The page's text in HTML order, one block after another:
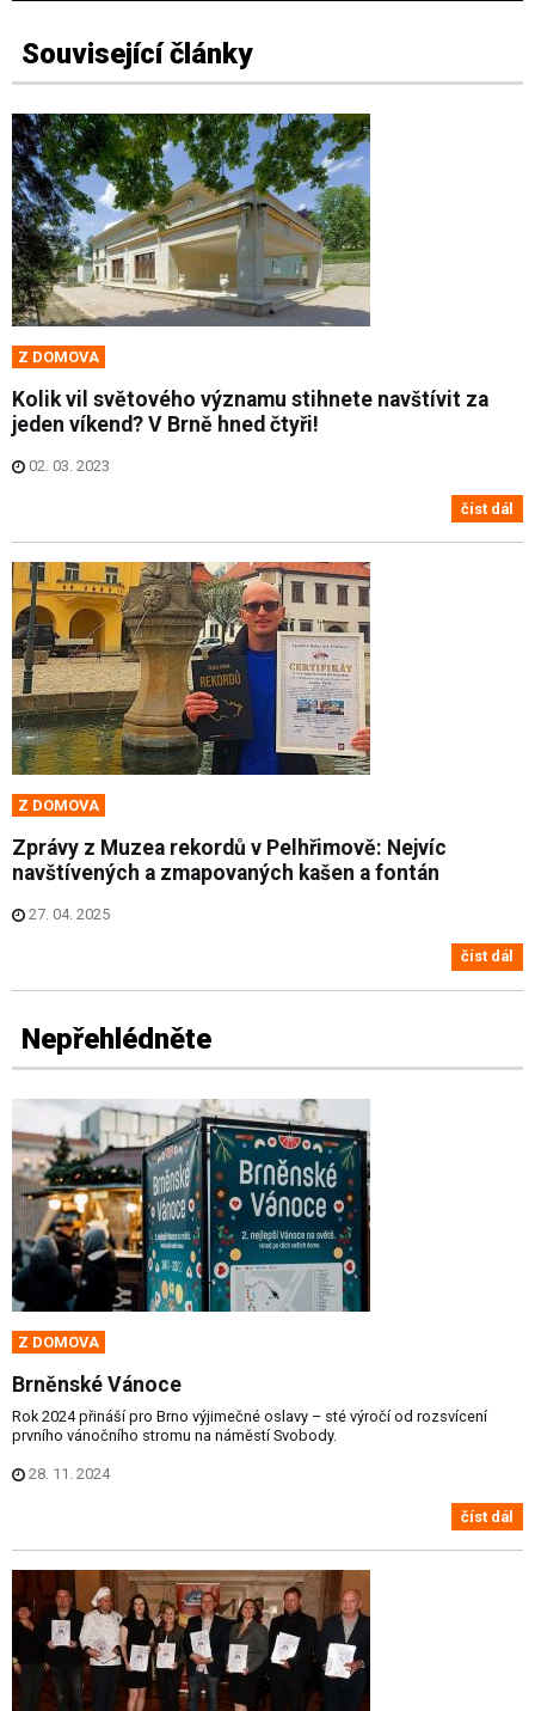
Související články
Z DOMOVA
Kolik vil světového významu stihnete navštívit za
jeden víkend? V Brně hned čtyři!
02. 03. 2023
číst dál
Z DOMOVA
Zprávy z Muzea rekordů v Pelhřimově: Nejvíc
navštívených a zmapovaných kašen a fontán
27. 04. 2025
číst dál
Nepřehlédněte
Z DOMOVA
Brněnské Vánoce
Rok 2024 přináší pro Brno výjimečné oslavy – sté výročí od rozsvícení
prvního vánočního stromu na náměstí Svobody.
28. 11. 2024
číst dál